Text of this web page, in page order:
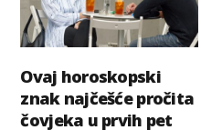
Ovaj horoskopski
znak najčešće pročita
čovjeka u prvih pet